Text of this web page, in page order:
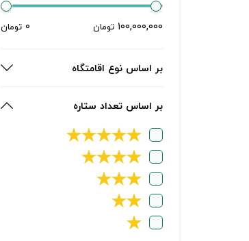
0 تومان 100,000,000 تومان
بر اساس نوع اقامتگاه
بر اساس تعداد ستاره
★
★
★
★
★
★
★
★
★
★
★
★
★
★
★